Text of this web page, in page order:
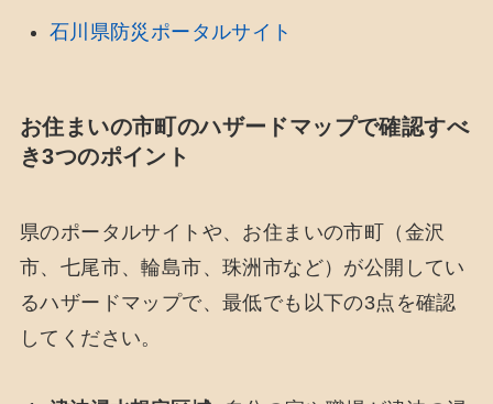
石川県防災ポータルサイト
お住まいの市町のハザードマップで確認すべ
き3つのポイント
県のポータルサイトや、お住まいの市町（金沢
市、七尾市、輪島市、珠洲市など）が公開してい
るハザードマップで、最低でも以下の3点を確認
してください。